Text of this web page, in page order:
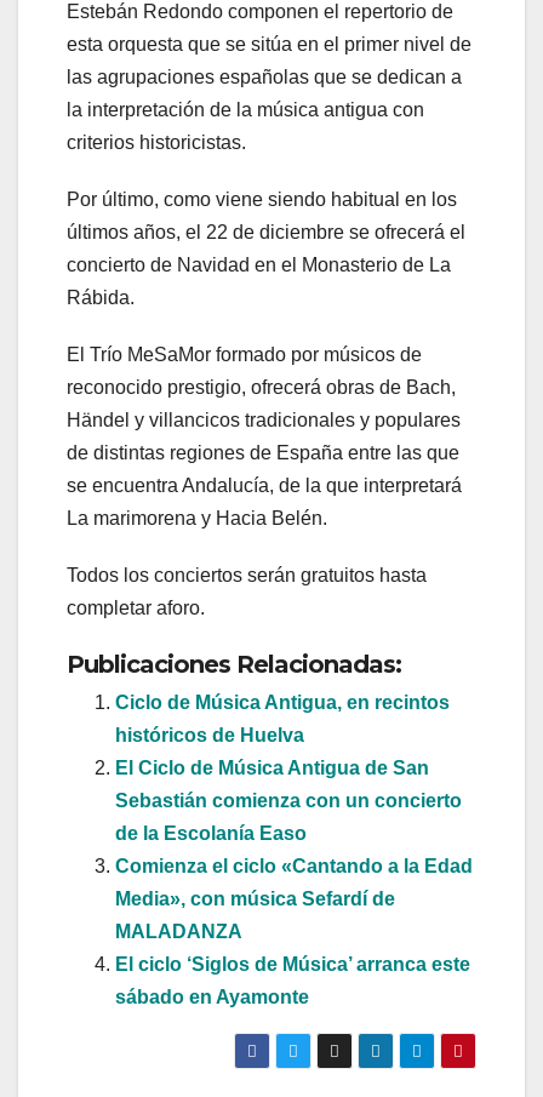
Estebán Redondo componen el repertorio de
esta orquesta que se sitúa en el primer nivel de
las agrupaciones españolas que se dedican a
la interpretación de la música antigua con
criterios historicistas.
Por último, como viene siendo habitual en los
últimos años, el 22 de diciembre se ofrecerá el
concierto de Navidad en el Monasterio de La
Rábida.
El Trío MeSaMor formado por músicos de
reconocido prestigio, ofrecerá obras de Bach,
Händel y villancicos tradicionales y populares
de distintas regiones de España entre las que
se encuentra Andalucía, de la que interpretará
La marimorena y Hacia Belén.
Todos los conciertos serán gratuitos hasta
completar aforo.
Publicaciones Relacionadas:
Ciclo de Música Antigua, en recintos
históricos de Huelva
El Ciclo de Música Antigua de San
Sebastián comienza con un concierto
de la Escolanía Easo
Comienza el ciclo «Cantando a la Edad
Media», con música Sefardí de
MALADANZA
El ciclo ‘Siglos de Música’ arranca este
sábado en Ayamonte